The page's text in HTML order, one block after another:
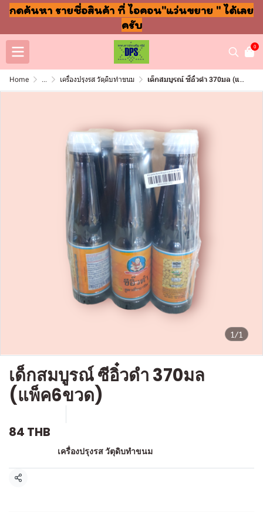
กดค้นหา รายชื่อสินค้า ที่ ไอคอน"แว่นขยาย " ได้เลย
ครับ
0
Home ... เครื่องปรุงรส วัตุดิบทำขนม เด็กสมบูรณ์ ซีอิ๋วดำ 370มล (แพ็ค6ขวด)
1/1
เด็กสมบูรณ์ ซีอิ๋วดำ 370มล
(แพ็ค6ขวด)
84 THB
เครื่องปรุงรส วัตุดิบทำขนม
แชร์